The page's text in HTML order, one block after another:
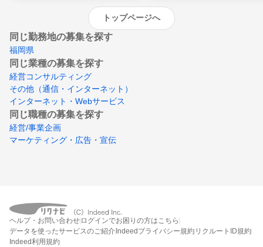
トップページへ
同じ勤務地の募集を探す
福岡県
同じ業種の募集を探す
経営コンサルティング
その他（通信・インターネット）
インターネット・Webサービス
同じ職種の募集を探す
経営/事業企画
マーケティング・広告・宣伝
ヘルプ・お問い合わせ ログインでお困りの方はこちら
データを使ったサービスのご紹介Indeedプライバシー規約 リクルートID規約
Indeed利用規約